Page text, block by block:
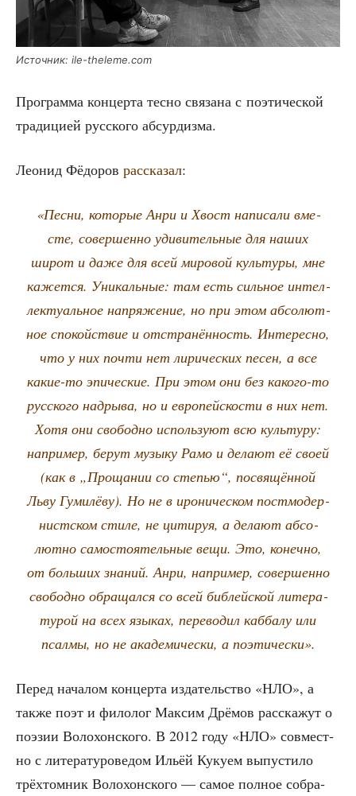
Источ­ник: ile-theleme.com
Про­грам­ма кон­цер­та тес­но свя­за­на с поэ­ти­че­ской
тра­ди­ци­ей рус­ско­го абсурдизма.
Лео­нид Фёдо­ров рас­ска­зал:
«Пес­ни, кото­рые Анри и Хвост напи­са­ли вме­
сте, совер­шен­но уди­ви­тель­ные для наших
широт и даже для всей миро­вой куль­ту­ры, мне
кажет­ся. Уни­каль­ные: там есть силь­ное интел­
лек­ту­аль­ное напря­же­ние, но при этом абсо­лют­
ное спо­кой­ствие и отстра­нён­ность. Инте­рес­но,
что у них почти нет лири­че­ских песен, а все
какие-то эпи­че­ские. При этом они без како­го-то
рус­ско­го над­ры­ва, но и евро­пей­с­ко­сти в них нет.
Хотя они сво­бод­но исполь­зу­ют всю куль­ту­ру:
напри­мер, берут музы­ку Рамо и дела­ют её сво­ей
(как в „Про­ща­нии со сте­пью“, посвя­щён­ной
Льву Гуми­лё­ву). Но не в иро­ническом пост­мо­дер­
нист­ском сти­ле, не цити­руя, а дела­ют абсо­
лют­но само­сто­я­тель­ные вещи. Это, конеч­но,
от боль­ших зна­ний. Анри, напри­мер, совер­шен­но
сво­бод­но обра­щал­ся со всей библей­ской лите­ра­
ту­рой на всех язы­ках, пере­во­дил каб­ба­лу или
псал­мы, но не акаде­ми­чески, а поэтически».
Перед нача­лом кон­цер­та изда­тель­ство «НЛО», а
так­же поэт и фило­лог Мак­сим Дрё­мов рас­ска­жут о
поэ­зии Воло­хон­ско­го. В 2012 году «НЛО» сов­мест­
но с лите­ра­ту­ро­ве­дом Ильёй Куку­ем выпу­сти­ло
трёх­том­ник Воло­хон­ско­го — самое пол­ное собра­